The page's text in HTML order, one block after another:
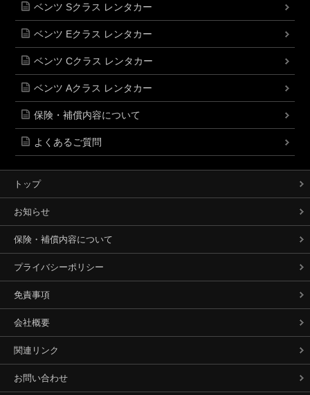
ベンツ Sクラス レンタカー
ベンツ Eクラス レンタカー
ベンツ Cクラス レンタカー
ベンツ Aクラス レンタカー
保険・補償内容について
よくあるご質問
トップ
お知らせ
保険・補償内容について
プライバシーポリシー
免責事項
会社概要
関連リンク
お問い合わせ